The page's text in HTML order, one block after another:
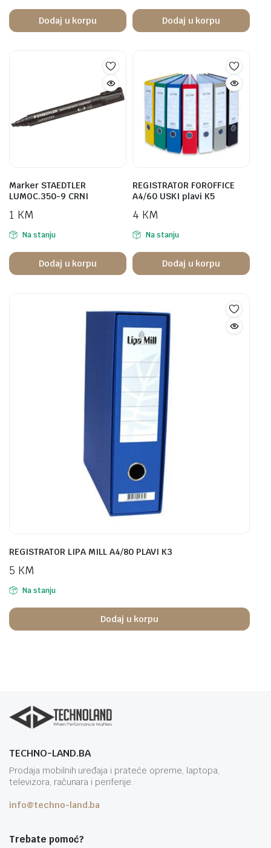
Dodaj u korpu Dodaj u korpu
Marker STAEDTLER
LUMOC.350-9 CRNI
1 KM
Na stanju
Dodaj u korpu
REGISTRATOR FOROFFICE
A4/60 USKI plavi K5
4 KM
Na stanju
Dodaj u korpu
REGISTRATOR LIPA MILL A4/80 PLAVI K3
5 KM
Na stanju
Dodaj u korpu
TECHNO-LAND.BA
Prodaja mobilnih uređaja i prateće opreme, laptopa,
televizora, računara i periferije.
info@techno-land.ba
Trebate pomoć?